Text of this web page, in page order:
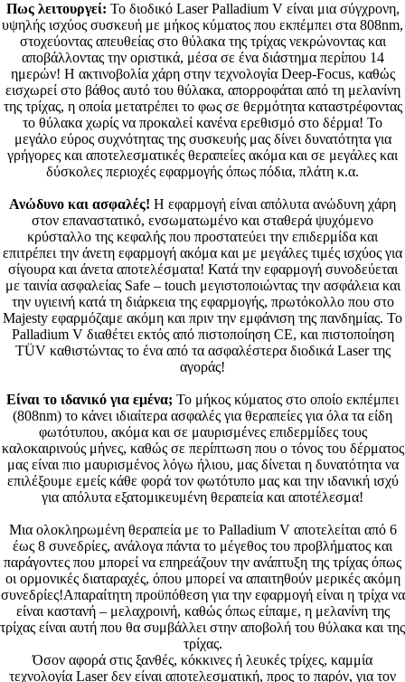
Πως λειτουργεί: Το διοδικό Laser Palladium V είναι μια σύγχρονη,
υψηλής ισχύος συσκευή με μήκος κύματος που εκπέμπει στα 808nm,
στοχεύοντας απευθείας στο θύλακα της τρίχας νεκρώνοντας και
αποβάλλοντας την οριστικά, μέσα σε ένα διάστημα περίπου 14
ημερών! Η ακτινοβολία χάρη στην τεχνολογία Deep-Focus, καθώς
εισχωρεί στο βάθος αυτό του θύλακα, απορροφάται από τη μελανίνη
της τρίχας, η οποία μετατρέπει το φως σε θερμότητα καταστρέφοντας
το θύλακα χωρίς να προκαλεί κανένα ερεθισμό στο δέρμα! Το
μεγάλο εύρος συχνότητας της συσκευής μας δίνει δυνατότητα για
γρήγορες και αποτελεσματικές θεραπείες ακόμα και σε μεγάλες και
δύσκολες περιοχές εφαρμογής όπως πόδια, πλάτη κ.α.
Ανώδυνο και ασφαλές! Η εφαρμογή είναι απόλυτα ανώδυνη χάρη
στον επαναστατικό, ενσωματωμένο και σταθερά ψυχόμενο
κρύσταλλο της κεφαλής που προστατεύει την επιδερμίδα και
επιτρέπει την άνετη εφαρμογή ακόμα και με μεγάλες τιμές ισχύος για
σίγουρα και άνετα αποτελέσματα! Κατά την εφαρμογή συνοδεύεται
με ταινία ασφαλείας Safe – touch μεγιστοποιώντας την ασφάλεια και
την υγιεινή κατά τη διάρκεια της εφαρμογής, πρωτόκολλο που στο
Majesty εφαρμόζαμε ακόμη και πριν την εμφάνιση της πανδημίας. Το
Palladium V διαθέτει εκτός από πιστοποίηση CE, και πιστοποίηση
TÜV καθιστώντας το ένα από τα ασφαλέστερα διοδικά Laser της
αγοράς!
Είναι το ιδανικό για εμένα; Το μήκος κύματος στο οποίο εκπέμπει
(808nm) το κάνει ιδιαίτερα ασφαλές για θεραπείες για όλα τα είδη
φωτότυπου, ακόμα και σε μαυρισμένες επιδερμίδες τους
καλοκαιρινούς μήνες, καθώς σε περίπτωση που ο τόνος του δέρματος
μας είναι πιο μαυρισμένος λόγω ήλιου, μας δίνεται η δυνατότητα να
επιλέξουμε εμείς κάθε φορά τον φωτότυπο μας και την ιδανική ισχύ
για απόλυτα εξατομικευμένη θεραπεία και αποτέλεσμα!
Μια ολοκληρωμένη θεραπεία με το Palladium V αποτελείται από 6
έως 8 συνεδρίες, ανάλογα πάντα το μέγεθος του προβλήματος και
παράγοντες που μπορεί να επηρεάζουν την ανάπτυξη της τρίχας όπως
οι ορμονικές διαταραχές, όπου μπορεί να απαιτηθούν μερικές ακόμη
συνεδρίες!Απαραίτητη προϋπόθεση για την εφαρμογή είναι η τρίχα να
είναι καστανή – μελαχροινή, καθώς όπως είπαμε, η μελανίνη της
τρίχας είναι αυτή που θα συμβάλλει στην αποβολή του θύλακα και της
τρίχας.
Όσον αφορά στις ξανθές, κόκκινες ή λευκές τρίχες, καμμία
τεχνολογία Laser δεν είναι αποτελεσματική, προς το παρόν, για τον